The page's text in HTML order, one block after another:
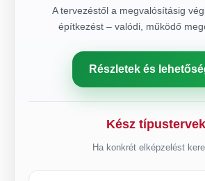
A tervezéstől a megvalósításig
építkezést – valódi, működő
Részletek és
Kész típustervek
Ha konkrét elképzelést